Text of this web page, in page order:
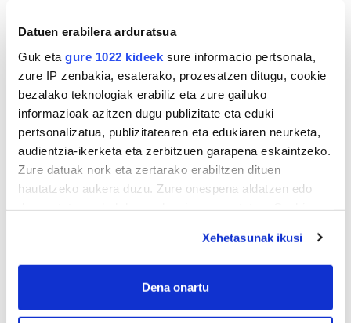
Datuen erabilera arduratsua
Guk eta gure 1022 kideek sure informacio pertsonala,
zure IP zenbakia, esaterako, prozesatzen ditugu, cookie
bezalako teknologiak erabiliz eta zure gailuko
informazioak azitzen dugu publizitate eta eduki
pertsonalizatua, publizitatearen eta edukiaren neurketa,
audientzia-ikerketa eta zerbitzuen garapena eskaintzeko.
Zure datuak nork eta zertarako erabiltzen dituen
hautatzeko aukera duzu. Zure onespena aldatzen edo
If you allow, we would also like to:
Collect information about your geographical
Xehetasunak ikusi
Dena onartu